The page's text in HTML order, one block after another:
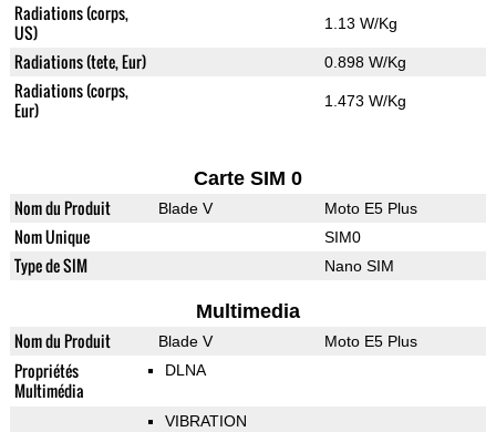
Radiations (corps,
US)
1.13 W/Kg
Radiations (tete, Eur) 0.898 W/Kg
Radiations (corps,
Eur)
1.473 W/Kg
Carte SIM 0
Nom du Produit Blade V Moto E5 Plus
Nom Unique SIM0
Type de SIM Nano SIM
Multimedia
Nom du Produit Blade V Moto E5 Plus
Propriétés
Multimédia
DLNA
VIBRATION